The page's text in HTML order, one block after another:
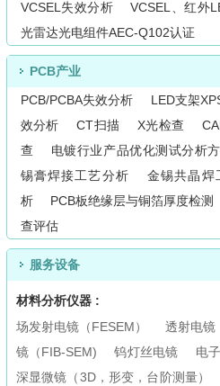
VCSEL失效分析
VCSEL、红外
光雷达光电组件AEC-Q102认证
PCB产业
PCB/PCBA失效分析 LED支架
效分析
CT扫描 X光检查
查
电镀行业产品优化测试分析
锡膏焊接工艺分析
金锡共晶焊
析
PCB板绝缘层与铜箔厚度检测
查评估
服务设备
材料分析仪器 :
场发射电镜（FESEM）
透射电镜
镜（FIB-SEM)
钨灯丝电镜 电
深显微镜（3D，形变，台阶测量）